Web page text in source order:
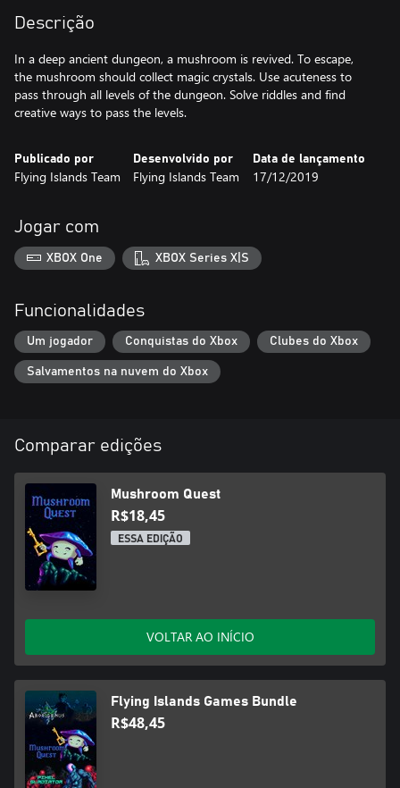
Descrição
In a deep ancient dungeon, a mushroom is revived. To escape,
the mushroom should collect magic crystals. Use acuteness to
pass through all levels of the dungeon. Solve riddles and find
creative ways to pass the levels.
Publicado por
Flying Islands Team
Desenvolvido por
Flying Islands Team
Data de lançamento
17/12/2019
Jogar com
XBOX One XBOX Series X|S
Funcionalidades
Um jogador Conquistas do Xbox Clubes do Xbox
Salvamentos na nuvem do Xbox
Comparar edições
Mushroom Quest
R$18,45
ESSA EDIÇÃO
VOLTAR AO INÍCIO
Flying Islands Games Bundle
R$48,45